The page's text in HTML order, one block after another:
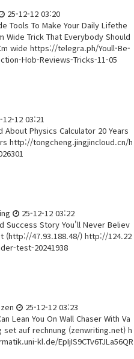
25-12-12 03:20
Tools To Make Your Daily Lifethe
Wide Trick That Everybody Should
wide https://telegra.ph/Youll-Be-
Hob-Reviews-Tricks-11-05
12-12 03:21
About Physics Calculator 20 Years
http://tongcheng.jingjincloud.cn/h
25-12-12 03:22
Success Story You'll Never Believ
(http://47.93.188.48/) http://124.22
test-20241938
25-12-12 03:23
Lean You On Wall Chaser With Va
set auf rechnung (zenwriting.net) h
kl.de/EpIjIS9CTv6TJLa56QR